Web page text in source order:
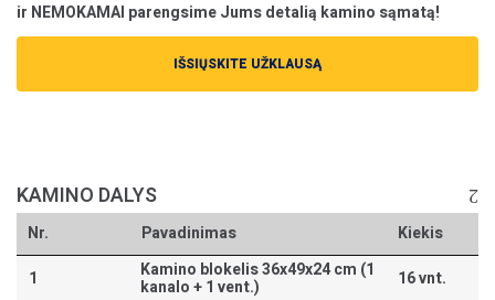
ir NEMOKAMAI parengsime Jums detalią kamino sąmatą!
IŠSIŲSKITE UŽKLAUSĄ
KAMINO DALYS
Nr. Pavadinimas
Kiekis
1
Kamino blokelis 36x49x24 cm (1
kanalo + 1 vent.)
16 vnt.